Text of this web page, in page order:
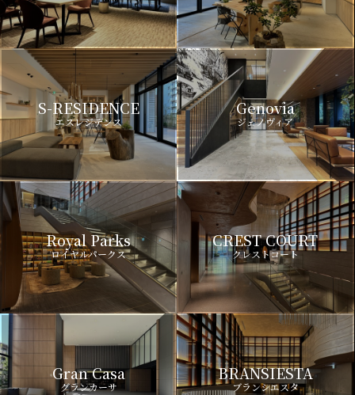
S-RESIDENCE
エスレジデンス
Genovia
ジェノヴィア
Royal Parks
ロイヤルパークス
CREST COURT
クレストコート
Gran Casa
グランカーサ
BRANSIESTA
ブランシエスタ